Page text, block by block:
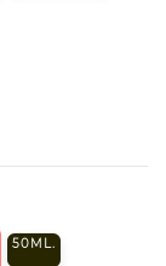
50ML.